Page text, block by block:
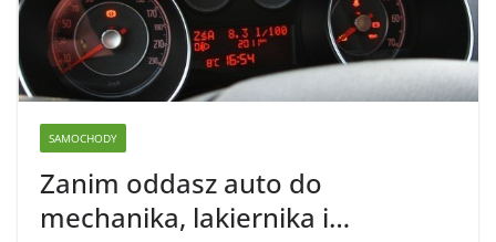
SAMOCHODY
Zanim oddasz auto do
mechanika, lakiernika i…